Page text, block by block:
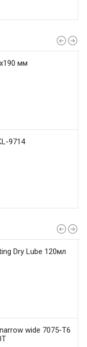
мм
9714
Dry Lube 120мл
wide 7075-T6